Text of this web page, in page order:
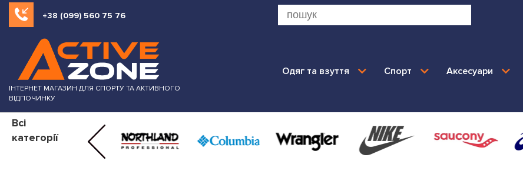
+38 (099) 560 75 76
ІНТЕРНЕТ МАГАЗИН ДЛЯ СПОРТУ ТА АКТИВНОГО
ВІДПОЧИНКУ
Одяг та взуття Спорт Аксесуари
Всі
категорії